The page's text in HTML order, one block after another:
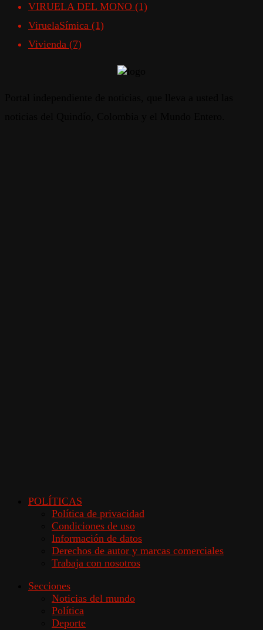
VIRUELA DEL MONO (1)
ViruelaSímica (1)
Vivienda (7)
POLÍTICAS
Política de privacidad
Condiciones de uso
Información de datos
Derechos de autor y marcas comerciales
Trabaja con nosotros
Secciones
Noticias del mundo
Política
Deporte